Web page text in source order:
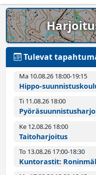
Tulevat
Ma 10.08.26 18:00­-19:15
Hippo-
Ti 11.08.26 18:00­
Ke 12.08.26 18:00­
Taitoharjoitus
To 13.08.26 17:00­-18:30
Kuntorastit: